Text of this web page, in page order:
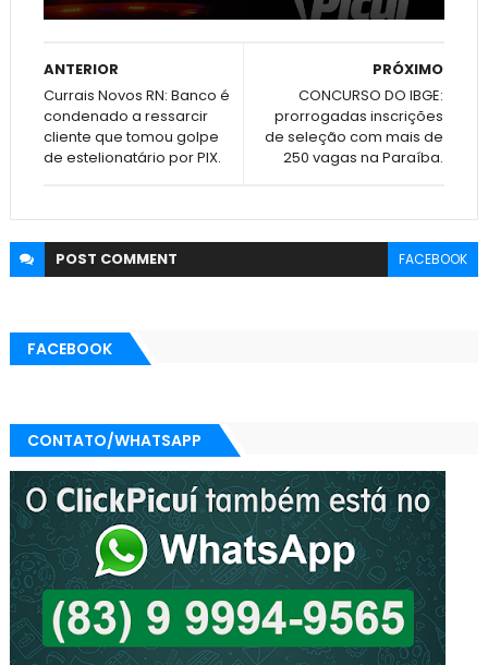
PRÓXIMO
CONCURSO DO IBGE:
prorrogadas inscrições
de seleção com mais de
250 vagas na Paraíba.
ANTERIOR
Currais Novos RN: Banco é
condenado a ressarcir
cliente que tomou golpe
de estelionatário por PIX.
POST COMMENT FACEBOOK
FACEBOOK
CONTATO/WHATSAPP